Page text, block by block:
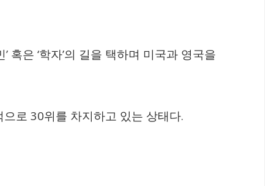
’ 혹은 ‘학자’의 길을 택하며 미국과 영국을
으로 30위를 차지하고 있는 상태다.